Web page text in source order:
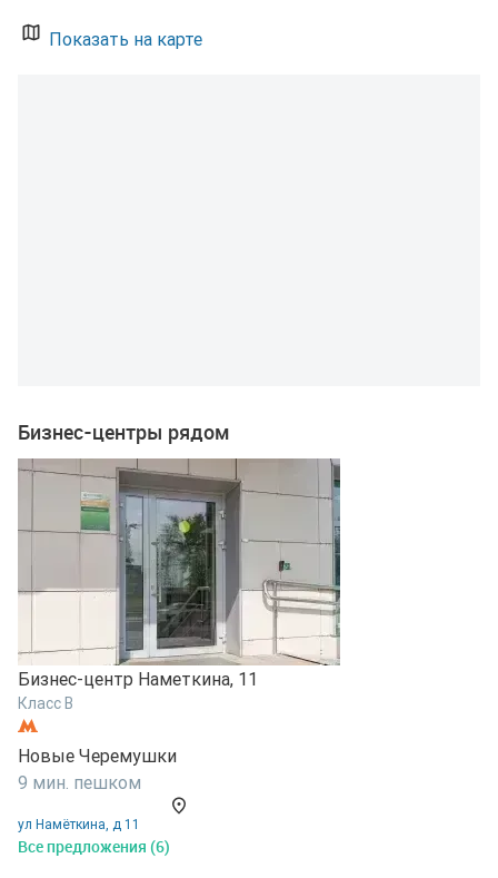
Показать на карте
Бизнес-центры рядом
Бизнес-центр Наметкина, 11
Класс B
Новые Черемушки
9 мин. пешком
ул Намёткина, д 11
Все предложения (6)